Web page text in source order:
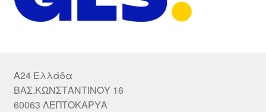
A24 Ελλάδα
ΒΑΣ.ΚΩΝΣΤΑΝΤΙΝΟΥ 16
60063 ΛΕΠΤΟΚΑΡΥΑ